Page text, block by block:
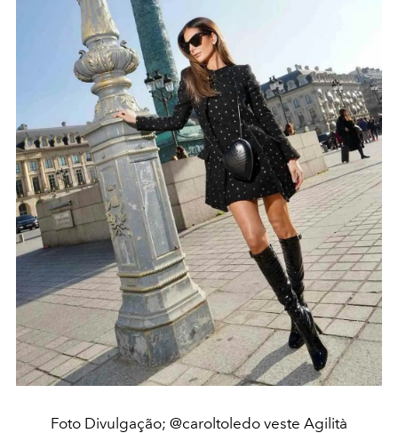
Foto Divulgação; @caroltoledo veste Agilità